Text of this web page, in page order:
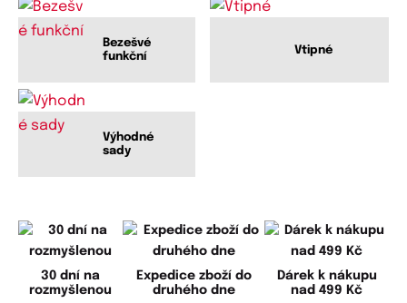
Bezešvé
funkční
Vtipné
Výhodné
sady
30 dní na
rozmyšlenou
Expedice zboží do
druhého dne
Dárek k nákupu
nad 499 Kč